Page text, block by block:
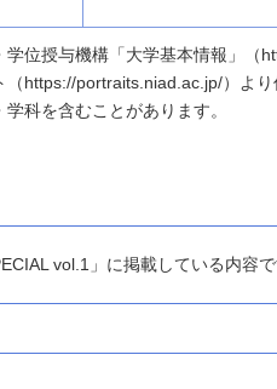
学位授与機構「大学基本情報」
（https://portraits.niad.ac.jp/）より
科を含むことがあります。
vol.1」に掲載している内容で